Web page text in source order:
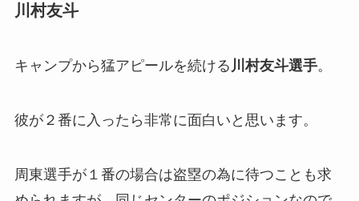
川村友斗
キャンプから猛アピールを続ける 川村友斗選手。
彼が２番に入ったら非常に面白いと思います。
周東選手が１番の場合は盗塁の為に待つことも求